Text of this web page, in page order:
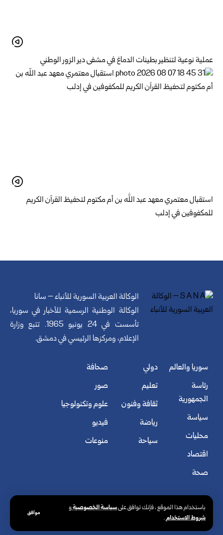
باستخدام هذا الموقع ، فإنك توافق علىسياسة الخصوصيةو
شروط الاستخدام.
موافق
عملية نوعية لتنظير بطينات الدماغ في مشفى دير الزور الوطني
استقبال معتمري معهد عبد الله بن أم مكتوم لتحفيظ القرآن الكريم
للمكفوفين في إدلب
الوكالة العربية السورية للأنباء – سانا
الوكالة الوطنية الرسمية للأخبار في سوريا،
تأسست في 24 يونيو 1965. تتبع وزارة
الإعلام، ومركزها الرئيسي في دمشق.
سوريا والعالم
رئاسة
الجمهورية
سياسة
محليات
اقتصاد
صحة
دولي
تعليم
ثقافة وفنون
رياضة
سياحة
صحافة
صور
علوم وتكنولوجيا
فيديو
منوعات
© الوكالة العربية السورية للأنباء. كافة الحقوق محفوظة.